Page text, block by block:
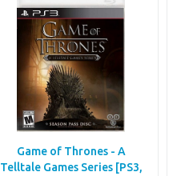
Game of Thrones - A
Telltale Games Series [РS3,